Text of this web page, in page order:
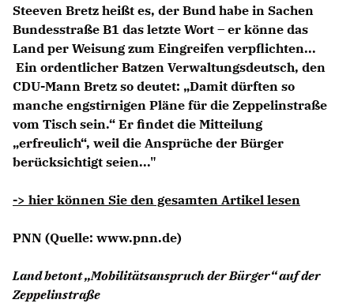
CDU Potsdam
Steeven Bretz heißt es, der Bund habe in Sachen
Bundesstraße B1 das letzte Wort – er könne das
Land per Weisung zum Eingreifen verpflichten...
Ein ordentlicher Batzen Verwaltungsdeutsch, den
CDU-Mann Bretz so deutet: „Damit dürften so
manche engstirnigen Pläne für die Zeppelinstraße
vom Tisch sein.“ Er findet die Mitteilung
erfreulich“, weil die Ansprüche der Bürger
berücksichtigt seien..."
-> hier können Sie den gesamten Artikel lesen
PNN (Quelle: www.pnn.de)
Land betont „Mobilitätsanspruch der Bürger“ auf der
Zeppelinstraße